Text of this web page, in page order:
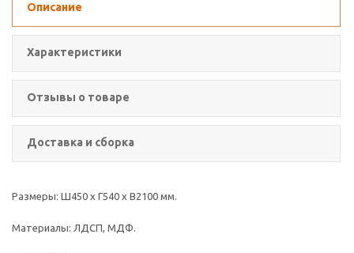
Описание
Характеристики
Отзывы о товаре
Доставка и сборка
Размеры: Ш450 х Г540 х В2100 мм.
Материалы: ЛДСП, МДФ.